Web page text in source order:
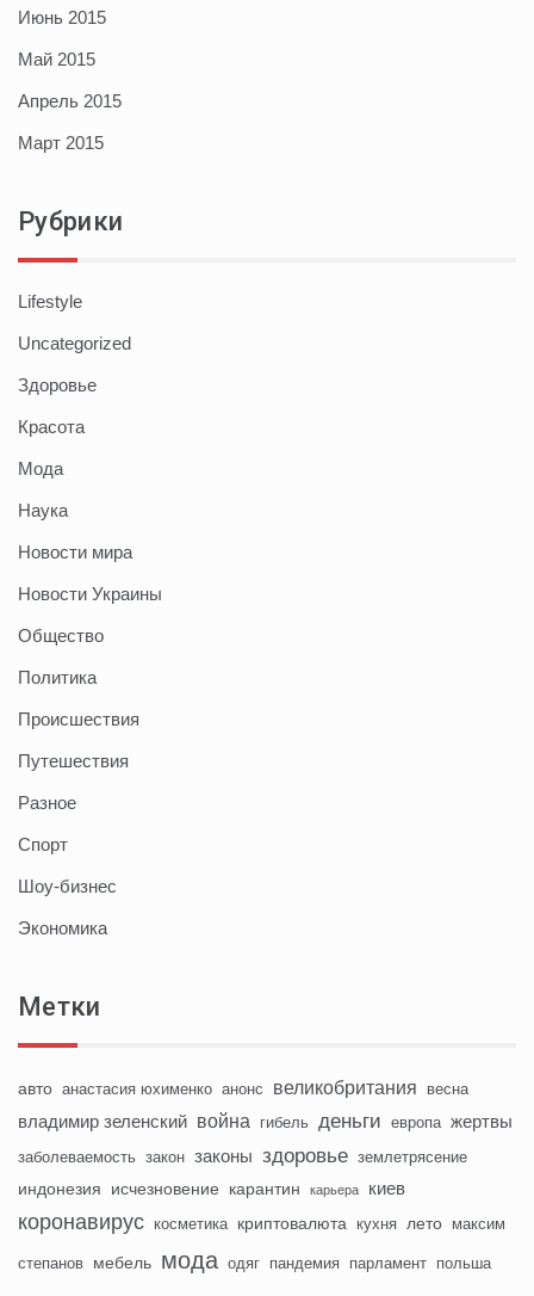
Июнь 2015
Май 2015
Апрель 2015
Март 2015
Рубрики
Lifestyle
Uncategorized
Здоровье
Красота
Мода
Наука
Новости мира
Новости Украины
Общество
Политика
Происшествия
Путешествия
Разное
Спорт
Шоу-бизнес
Экономика
Метки
авто анастасия юхименко анонс великобритания весна
владимир зеленский война гибель деньги европа жертвы
заболеваемость закон законы здоровье землетрясение
индонезия исчезновение карантин карьера киев
коронавирус косметика криптовалюта кухня лето максим
степанов мебель мода одяг пандемия парламент польша